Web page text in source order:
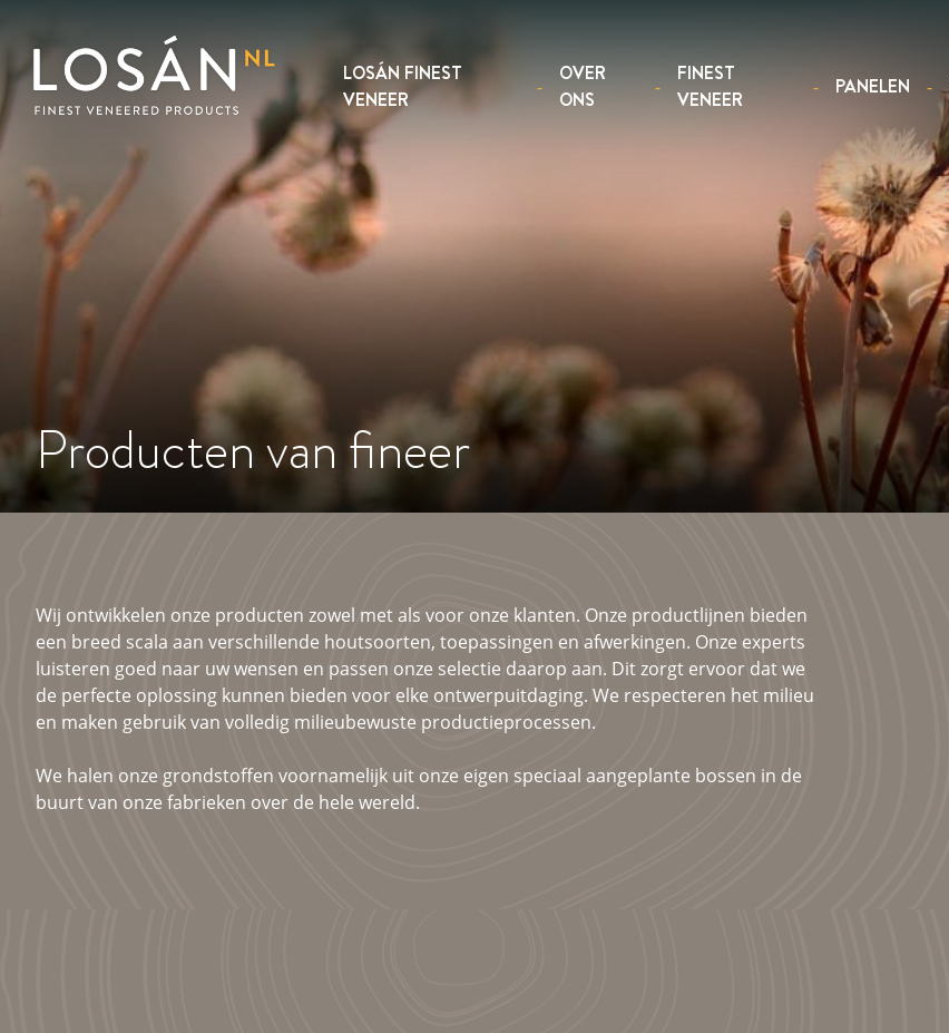
LOSÁN FINEST
VENEER
OVER
ONS
FINEST
VENEER
PANELEN
Producten van fineer
Wij ontwikkelen onze producten zowel met als voor onze klanten. Onze productlijnen bieden
een breed scala aan verschillende houtsoorten, toepassingen en afwerkingen. Onze experts
luisteren goed naar uw wensen en passen onze selectie daarop aan. Dit zorgt ervoor dat we
de perfecte oplossing kunnen bieden voor elke ontwerpuitdaging. We respecteren het milieu
en maken gebruik van volledig milieubewuste productieprocessen.
We halen onze grondstoffen voornamelijk uit onze eigen speciaal aangeplante bossen in de
buurt van onze fabrieken over de hele wereld.